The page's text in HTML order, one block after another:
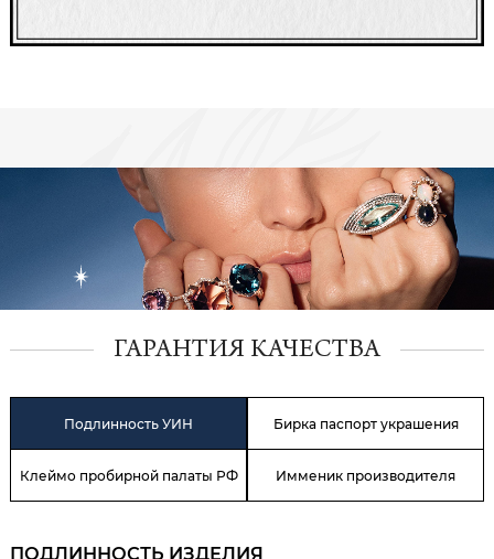
ГАРАНТИЯ КАЧЕСТВА
Подлинность УИН Бирка паспорт украшения
Клеймо пробирной палаты РФ Имменик производителя
ПОДЛИННОСТЬ ИЗДЕЛИЯ